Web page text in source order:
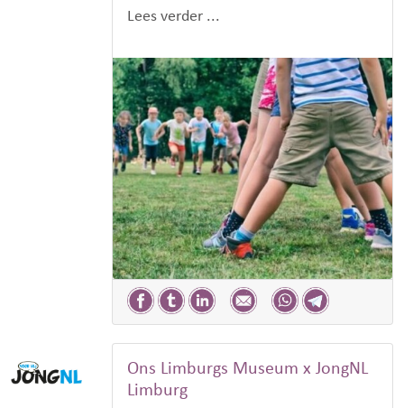
Lees verder ...
Ons Limburgs Museum x JongNL
Limburg